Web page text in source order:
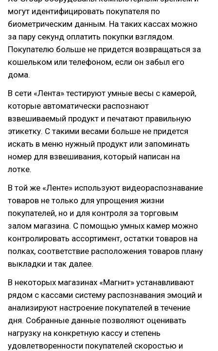
могут идентифицировать покупателя по
биометрическим данным. На таких кассах можно
за пару секунд оплатить покупки взглядом.
Покупателю больше не придется возвращаться за
кошельком или телефоном, если он забыл его
дома.
В сети «Лента» тестируют умные весы с камерой,
которые автоматически распознают
взвешиваемый продукт и печатают правильную
этикетку. С такими весами больше не придется
искать в меню нужный продукт или запоминать
номер для взвешивания, который написан на
лотке.
В той же «Ленте» используют видеораспознавание
товаров не только для упрощения жизни
покупателей, но и для контроля за торговым
залом магазина. С помощью умных камер можно
контролировать ассортимент, остатки товаров на
полках, соответствие расположения товаров плану
выкладки и так далее.
В некоторых магазинах «Магнит» устанавливают
рядом с кассами систему распознавания эмоций и
анализируют настроение покупателей в течение
дня. Собранные данные позволяют оценивать
нагрузку на конкретную кассу и степень
удовлетворенности покупателей скоростью и